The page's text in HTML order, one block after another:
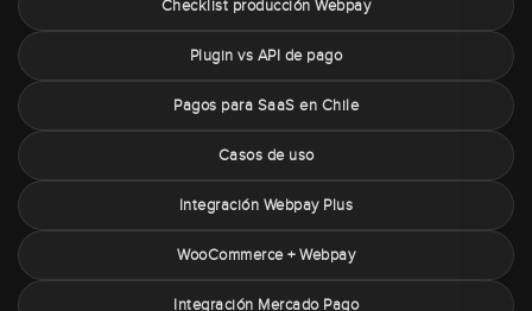
Checklist producción Webpay
Plugin vs API de pago
Pagos para SaaS en Chile
Casos de uso
Integración Webpay Plus
WooCommerce + Webpay
Integración Mercado Pago